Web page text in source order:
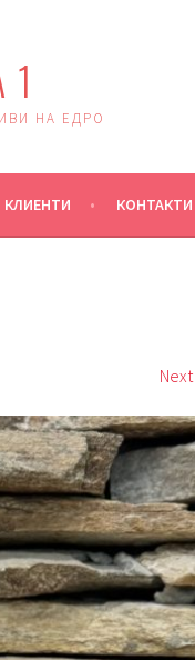
НА ЕДРО
КЛИЕНТИ КОНТАКТИ
Next